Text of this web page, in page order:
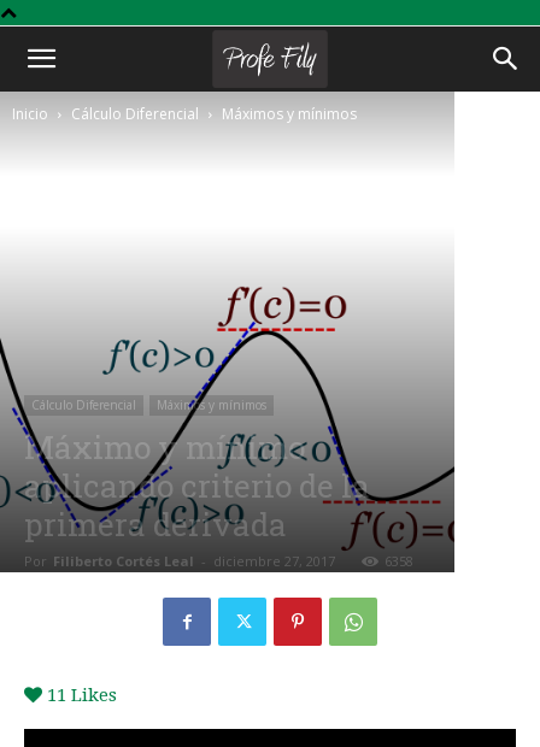
Profe
Inicio Cálculo Diferencial Máximos y mínimos
Cálculo Diferencial Máximos y mínimos
Máximo y mínimo
aplicando criterio de la
primera derivada
Por Filiberto Cortés Leal - diciembre 27, 2017
6358
11 Likes